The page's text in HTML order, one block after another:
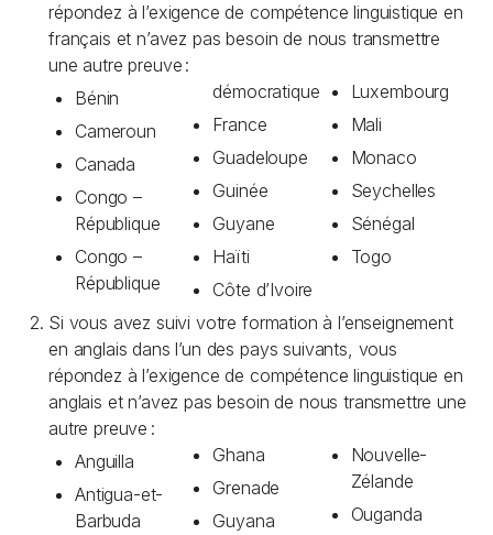
répondez à l’exigence de compétence linguistique en
français et n’avez pas besoin de nous transmettre
une autre preuve :
Bénin
Cameroun
Canada
Congo –
République
Congo –
République
démocratique
France
Guadeloupe
Guinée
Guyane
Haïti
Côte d’Ivoire
Luxembourg
Mali
Monaco
Seychelles
Sénégal
Togo
Si vous avez suivi votre formation à l’enseignement
en anglais dans l’un des pays suivants, vous
répondez à l’exigence de compétence linguistique en
anglais et n’avez pas besoin de nous transmettre une
autre preuve :
Anguilla
Antigua-et-
Barbuda
Ghana
Grenade
Guyana
Nouvelle-
Zélande
Ouganda